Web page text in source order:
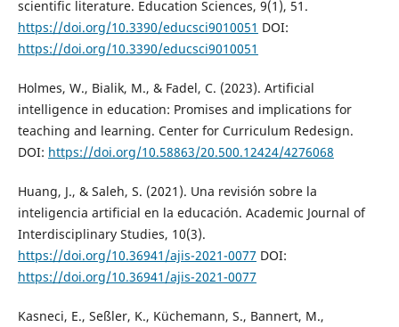
scientific literature. Education Sciences, 9(1), 51.
https://doi.org/10.3390/educsci9010051 DOI:
https://doi.org/10.3390/educsci9010051
Holmes, W., Bialik, M., & Fadel, C. (2023). Artificial
intelligence in education: Promises and implications for
teaching and learning. Center for Curriculum Redesign.
DOI: https://doi.org/10.58863/20.500.12424/4276068
Huang, J., & Saleh, S. (2021). Una revisión sobre la
inteligencia artificial en la educación. Academic Journal of
Interdisciplinary Studies, 10(3).
https://doi.org/10.36941/ajis-2021-0077 DOI:
https://doi.org/10.36941/ajis-2021-0077
Kasneci, E., Seßler, K., Küchemann, S., Bannert, M.,